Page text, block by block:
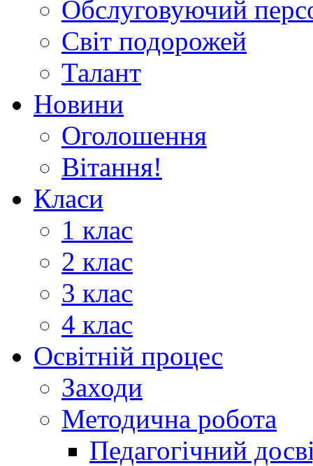
Обслуговуючий
Світ подорожей
Талант
Новини
Оголошення
Вітання!
Класи
1 клас
2 клас
3 клас
4 клас
Освітній процес
Заходи
Методична робота
Педагогічний